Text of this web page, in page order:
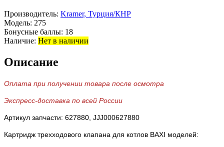
Производитель: Kramer, Турция/КНР
Модель: 275
Бонусные баллы: 18
Наличие: Нет в наличии
Описание
Оплата при получении товара после осмотра
Экспресс-доставка по всей России
Артикул запчасти: 627880, JJJ000627880
Картридж трехходового клапана для котлов BAXI моделей: